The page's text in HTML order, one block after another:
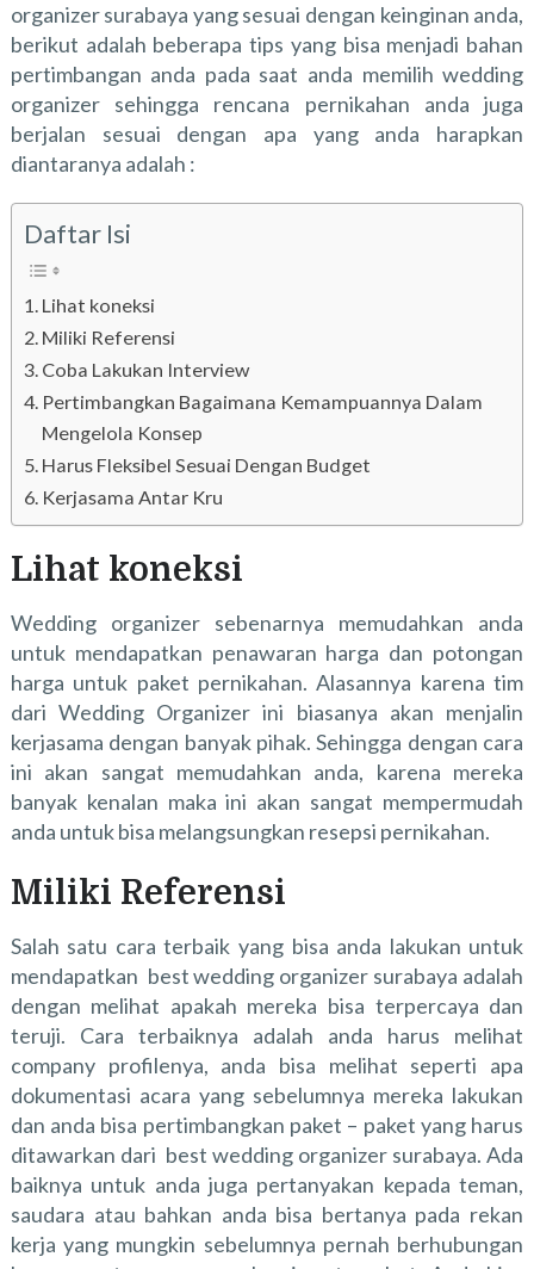
organizer surabaya yang sesuai dengan keinginan anda,
berikut adalah beberapa tips yang bisa menjadi bahan
pertimbangan anda pada saat anda memilih wedding
organizer sehingga rencana pernikahan anda juga
berjalan sesuai dengan apa yang anda harapkan
diantaranya adalah :
Daftar Isi
Lihat koneksi
Miliki Referensi
Coba Lakukan Interview
Pertimbangkan Bagaimana Kemampuannya Dalam
Mengelola Konsep
Harus Fleksibel Sesuai Dengan Budget
Kerjasama Antar Kru
Lihat koneksi
Wedding organizer sebenarnya memudahkan anda
untuk mendapatkan penawaran harga dan potongan
harga untuk paket pernikahan. Alasannya karena tim
dari Wedding Organizer ini biasanya akan menjalin
kerjasama dengan banyak pihak. Sehingga dengan cara
ini akan sangat memudahkan anda, karena mereka
banyak kenalan maka ini akan sangat mempermudah
anda untuk bisa melangsungkan resepsi pernikahan.
Miliki Referensi
Salah satu cara terbaik yang bisa anda lakukan untuk
mendapatkan best wedding organizer surabaya adalah
dengan melihat apakah mereka bisa terpercaya dan
teruji. Cara terbaiknya adalah anda harus melihat
company profilenya, anda bisa melihat seperti apa
dokumentasi acara yang sebelumnya mereka lakukan
dan anda bisa pertimbangkan paket – paket yang harus
ditawarkan dari best wedding organizer surabaya. Ada
baiknya untuk anda juga pertanyakan kepada teman,
saudara atau bahkan anda bisa bertanya pada rekan
kerja yang mungkin sebelumnya pernah berhubungan